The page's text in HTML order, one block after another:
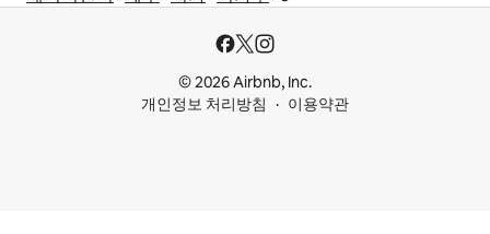
© 2026 Airbnb, Inc.
개인정보 처리방침
이용약관